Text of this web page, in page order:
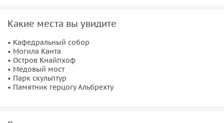
Какие места вы увидите
• Кафедральный собор
• Могила Канта
• Остров Кнайпхоф
• Медовый мост
• Парк скульптур
• Памятник герцогу Альбрехту